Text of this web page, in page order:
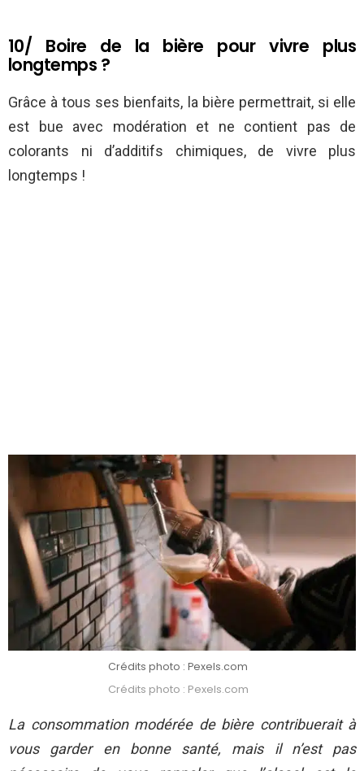
10/ Boire de la bière pour vivre plus
longtemps ?
Grâce à tous ses bienfaits, la bière permettrait, si elle
est bue avec modération et ne contient pas de
colorants ni d’additifs chimiques, de vivre plus
longtemps !
Crédits photo : Pexels.com
Crédits photo : Pexels.com
La consommation modérée de bière contribuerait à
vous garder en bonne santé, mais il n’est pas